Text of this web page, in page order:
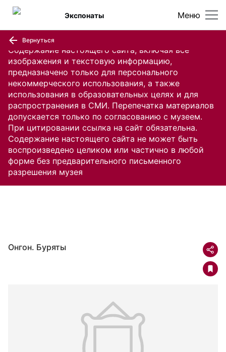
Содержание настоящего сайта, включая все
изображения и текстовую информацию,
предназначено только для персонального
некоммерческого использования, а также
использования в образовательных целях и для
распространения в СМИ. Перепечатка материалов
допускается только по согласованию с музеем.
При цитировании ссылка на сайт обязательна.
Содержание настоящего сайта не может быть
воспроизведено целиком или частично в любой
форме без предварительного письменного
разрешения музея
Меню
Экспонаты
Вернуться
Онгон. Буряты